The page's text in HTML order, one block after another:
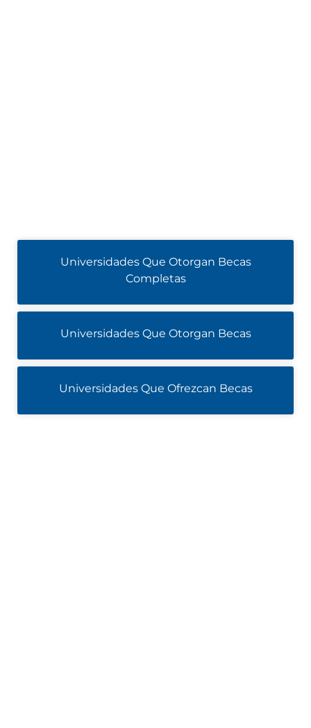
Universidades Que Otorgan Becas
Completas
Universidades Que Otorgan Becas
Universidades Que Ofrezcan Becas